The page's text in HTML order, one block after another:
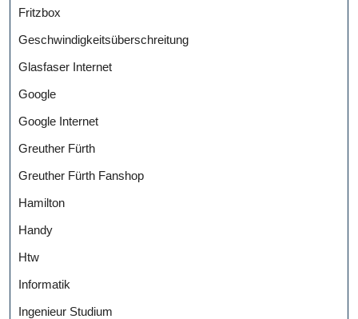
Fritzbox
Geschwindigkeitsüberschreitung
Glasfaser Internet
Google
Google Internet
Greuther Fürth
Greuther Fürth Fanshop
Hamilton
Handy
Htw
Informatik
Ingenieur Studium